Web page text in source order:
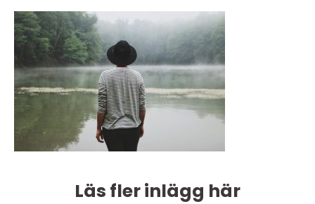
Läs fler inlägg här